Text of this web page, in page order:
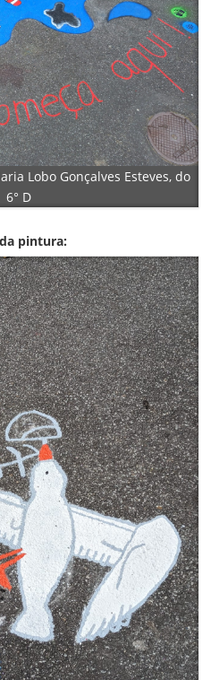
Lobo Gonçalves Esteves, do
6° D
pintura: